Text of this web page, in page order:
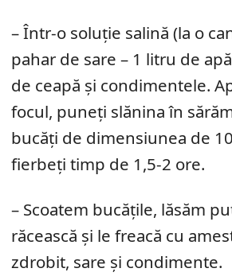
– Într-o soluție salină (la o
pahar de sare – 1 litru de
de ceapă și condimentele.
focul, puneți slănina în
bucăți de dimensiunea de
fierbeți timp de 1,5-2 ore.
– Scoatem bucățile, lăsăm
răcească și le freacă cu
zdrobit, sare și condimente.